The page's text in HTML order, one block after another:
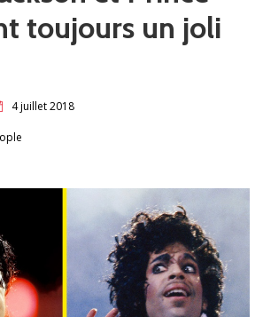
toujours un joli
4 juillet 2018